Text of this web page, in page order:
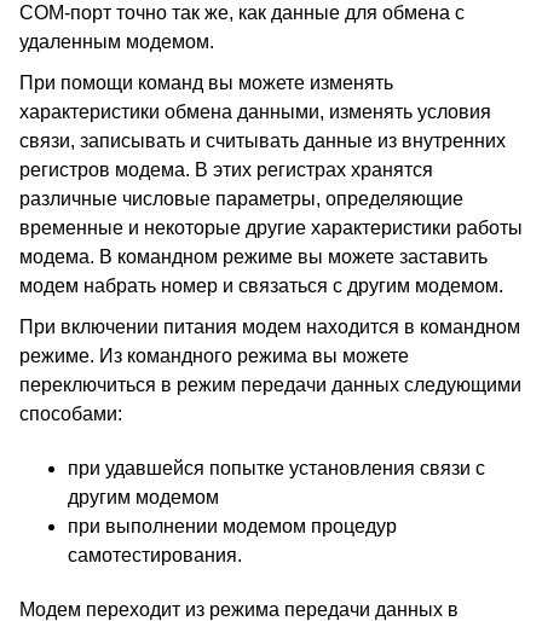
COM-порт точно так же, как данные для обмена с
удаленным модемом.
При помощи команд вы можете изменять
характеристики обмена данными, изменять условия
связи, записывать и считывать данные из внутренних
регистров модема. В этих регистрах хранятся
различные числовые параметры, определяющие
временные и некоторые другие характеристики работы
модема. В командном режиме вы можете заставить
модем набрать номер и связаться с другим модемом.
При включении питания модем находится в командном
режиме. Из командного режима вы можете
переключиться в режим передачи данных следующими
способами:
при удавшейся попытке установления связи с
другим модемом
при выполнении модемом процедур
самотестирования.
Модем переходит из режима передачи данных в